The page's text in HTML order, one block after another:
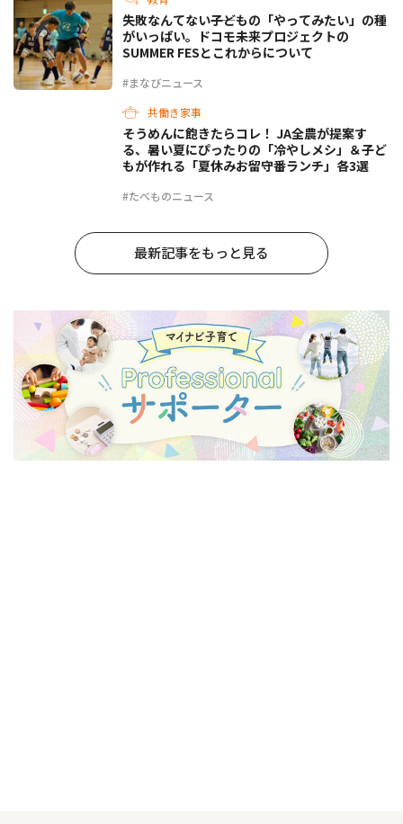
#まなびニュース
失敗なんてない――子どもの「やってみたい」の種
がいっぱい。ドコモ未来プロジェクトの
SUMMER FESとこれからについて
共働き家事
#たべものニュース
そうめんに飽きたらコレ！ JA全農が提案す
る、暑い夏にぴったりの「冷やしメシ」＆子ど
もが作れる「夏休みお留守番ランチ」各3選
最新記事をもっと見る